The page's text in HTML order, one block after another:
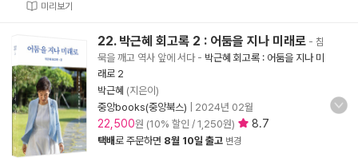
미리보기
22. 박근혜 회고록 2 : 어둠을 지나 미래로 - 침
묵을 깨고 역사 앞에 서다- 박근혜 회고록 : 어둠을 지나 미
래로 2
박근혜 (지은이)
중앙books(중앙북스)
2024년 02월
22,500원 (10% 할인 / 1,250원) 8.7
택배로 주문하면 8월 10일 출고 변경